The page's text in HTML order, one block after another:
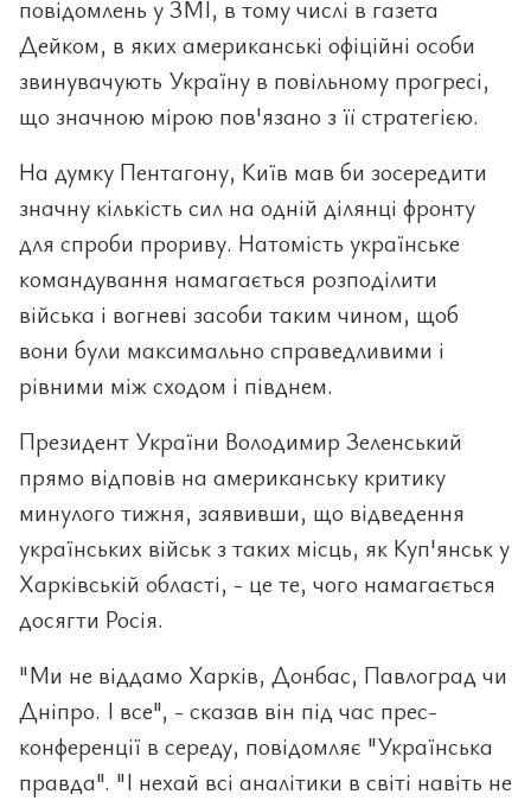
повідомлень у ЗМІ, в тому числі в газета
Дейком, в яких американські офіційні особи
звинувачують Україну в повільному прогресі,
що значною мірою пов'язано з її стратегією.
На думку Пентагону, Київ мав би зосередити
значну кількість сил на одній ділянці фронту
для спроби прориву. Натомість українське
командування намагається розподілити
війська і вогневі засоби таким чином, щоб
вони були максимально справедливими і
рівними між сходом і півднем.
Президент України Володимир Зеленський
прямо відповів на американську критику
минулого тижня, заявивши, що відведення
українських військ з таких місць, як Куп'янськ у
Харківській області, - це те, чого намагається
досягти Росія.
"Ми не віддамо Харків, Донбас, Павлоград чи
Дніпро. І все", - сказав він під час прес-
конференції в середу, повідомляє "Українська
правда". "І нехай всі аналітики в світі навіть не